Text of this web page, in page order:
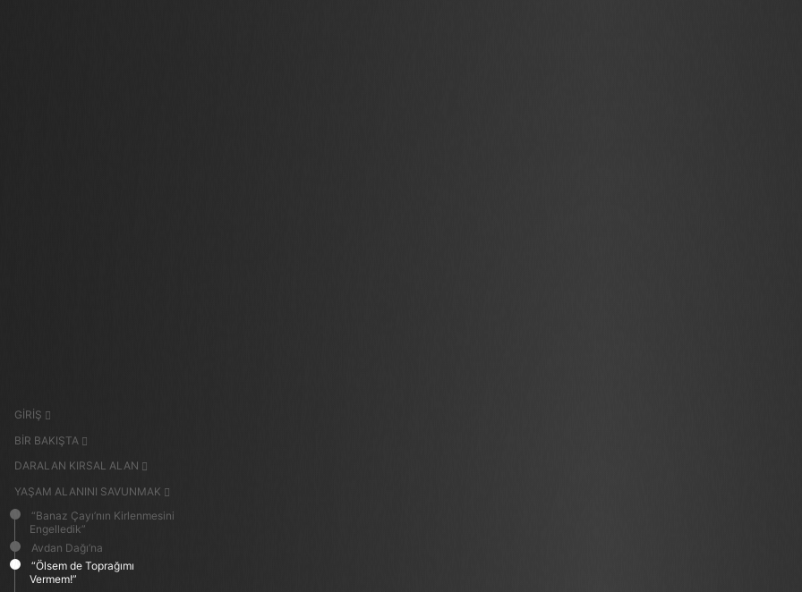
GİRİŞ
BİR BAKIŞTA
DARALAN KIRSAL ALAN
YAŞAM ALANINI SAVUNMAK
“Banaz Çayı’nın Kirlenmesini
Engelledik”
Avdan Dağı’na
“Ölsem de Toprağımı
Vermem!”